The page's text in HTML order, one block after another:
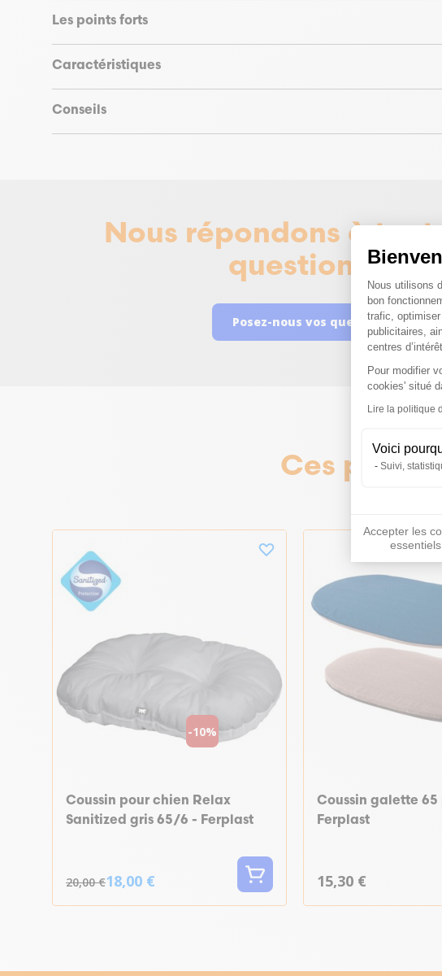
Nous utilisons
bon
trafic,
publicitaires,
centres
Pour modifier
cookies' situé
Lire la politique
Voici
Suivi,
Accepter les
essentiels
Les points forts
Caractéristiques
Conseils
Nous répondons à
questions ;)
Posez-nous vos questions
Ces
-10%
Coussin pour chien Relax
Sanitized gris 65/6 - Ferplast
20,00 €18,00 €
Coussin galette 65
Ferplast
15,30 €